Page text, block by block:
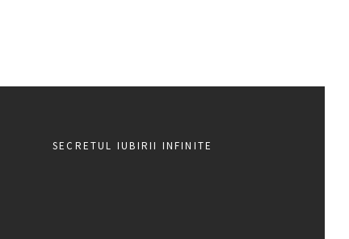
SECRETUL IUBIRII INFINITE